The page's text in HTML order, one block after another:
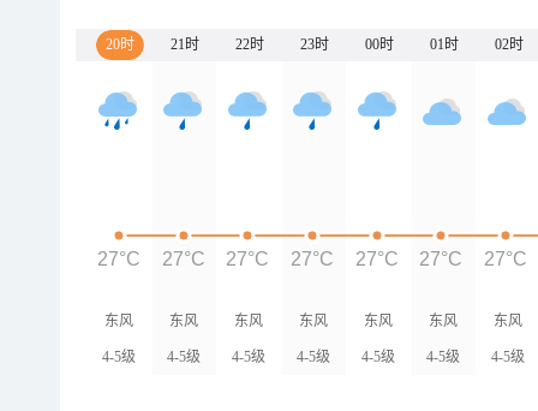
20时 21时 22时 23时 00时 01时 02时
东风
4-5级
东风
4-5级
东风
4-5级
东风
4-5级
东风
4-5级
东风
4-5级
东风
4-5级
27°C 27°C 27°C 27°C 27°C 27°C 27°C